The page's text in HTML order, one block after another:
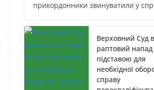
прикордонники звинуватили у
Верховний Суд
раптовий напад
підставою для
необхідної
справу